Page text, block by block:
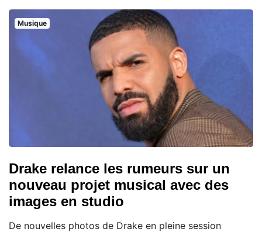
Musique
Drake relance les rumeurs sur un
nouveau projet musical avec des
images en studio
De nouvelles photos de Drake en pleine session